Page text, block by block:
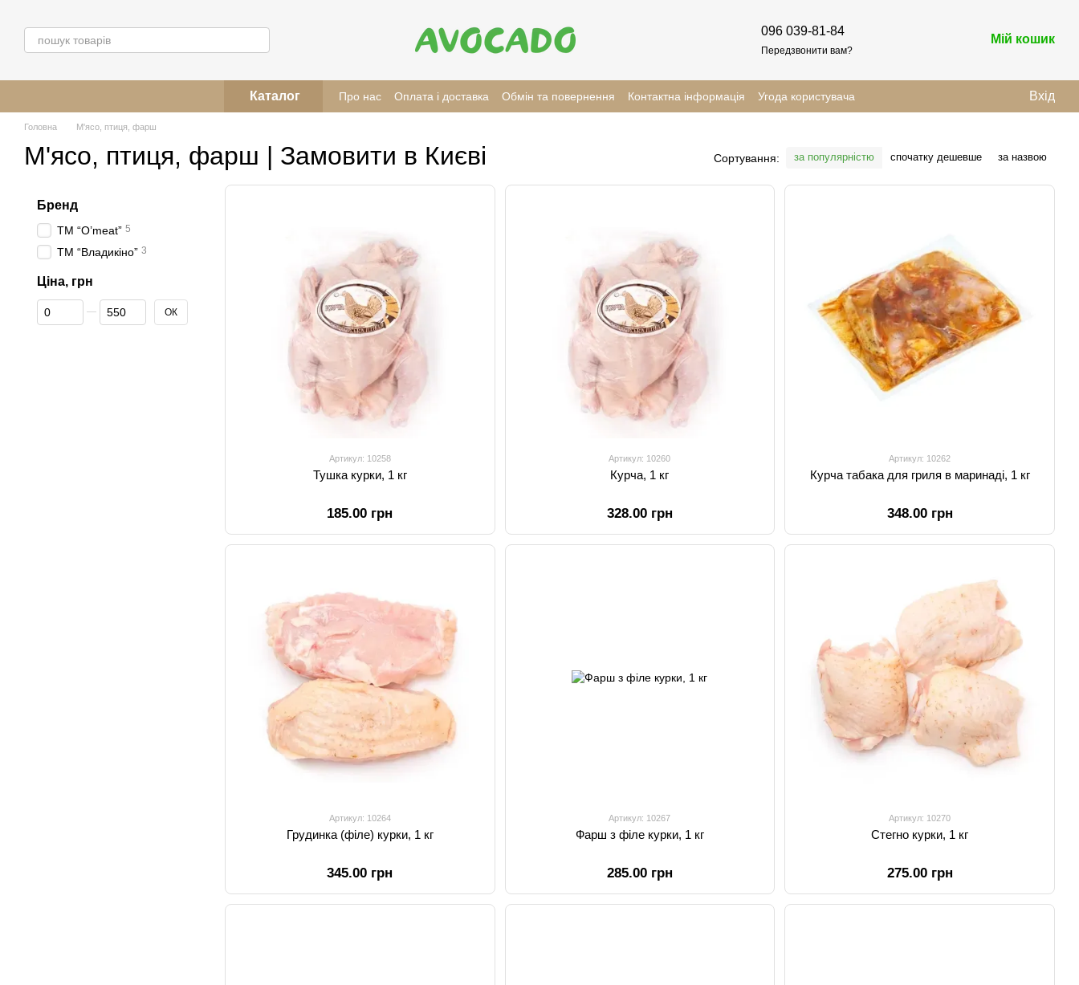
096 039-81-84
Передзвонити вам?
Мій кошик
Каталог Про нас Оплата і доставка Обмін та повернення Контактна інформація Угода користувача Вхід
Головна М'ясо, птиця, фарш
М'ясо, птиця, фарш | Замовити в Києві Сортування: за популярністю спочатку дешевше за назвою
Артикул: 10258
Тушка курки, 1 кг
185.00 грн
Артикул: 10260
Курча, 1 кг
328.00 грн
Артикул: 10262
Курча табака для гриля в маринаді, 1 кг
348.00 грн
Артикул: 10264
Грудинка (філе) курки, 1 кг
345.00 грн
Артикул: 10267
Фарш з філе курки, 1 кг
285.00 грн
Артикул: 10270
Стегно курки, 1 кг
275.00 грн
Бренд
ТМ “O’meat” 5
ТМ “Владикіно” 3
Ціна, грн
Від Ціна, грн
До Ціна, грн ОК